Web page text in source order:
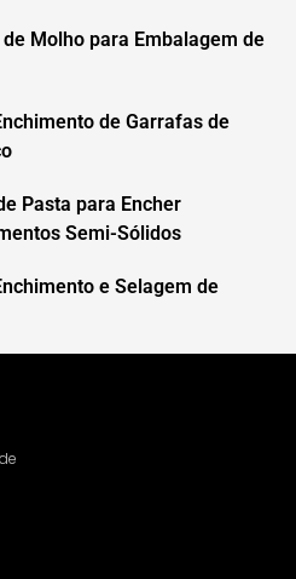
Molho para Embalagem de
de Garrafas de
Pasta para Encher
Semi-Sólidos
e Selagem de